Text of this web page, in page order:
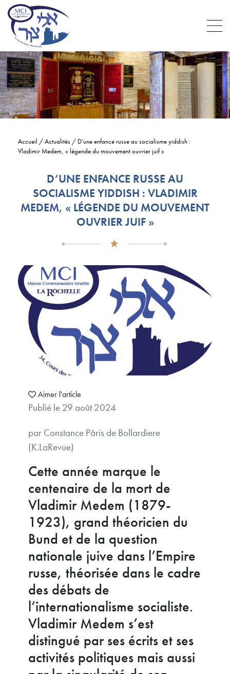
Accueil /Actualités / D’une enfance russe au socialisme yiddish :
Vladimir Medem, « légende du mouvement ouvrier juif »
D’UNE ENFANCE RUSSE AU
SOCIALISME YIDDISH : VLADIMIR
MEDEM, « LÉGENDE DU MOUVEMENT
OUVRIER JUIF »
Aimer l'article
Publié le 29 août 2024
par Constance Pâris de Bollardiere
(K.LaRevue)
Cette année marque le
centenaire de la mort de
Vladimir Medem (1879-
1923), grand théoricien du
Bund et de la question
nationale juive dans l’Empire
russe, théorisée dans le cadre
des débats de
l’internationalisme socialiste.
Vladimir Medem s’est
distingué par ses écrits et ses
activités politiques mais aussi